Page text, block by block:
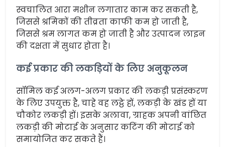
स्वचालित आरा मशीन लगातार काम कर सकती है,
जिससे श्रमिकों की तीव्रता काफी कम हो जाती है,
जिससे श्रम लागत कम हो जाती है और उत्पादन लाइन
की दक्षता में सुधार होता है।
कई प्रकार की लकड़ियों के लिए अनुकूलन
सॉमिल कई अलग-अलग प्रकार की लकड़ी प्रसंस्करण
के लिए उपयुक्त है, चाहे वह लट्ठे हों, लकड़ी के खंड हों या
चौकोर लकड़ी हों। इसके अलावा, ग्राहक अपनी वांछित
लकड़ी की मोटाई के अनुसार कटिंग की मोटाई को
समायोजित कर सकते हैं।